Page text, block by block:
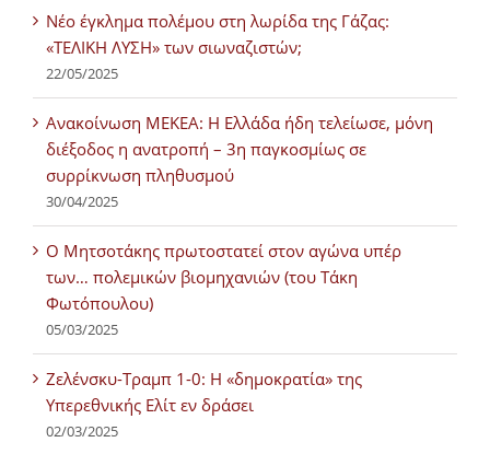
Νέο έγκλημα πολέμου στη λωρίδα της Γάζας:
«ΤΕΛΙΚΗ ΛΥΣΗ» των σιωναζιστών;
22/05/2025
Ανακοίνωση ΜΕΚΕΑ: Η Ελλάδα ήδη τελείωσε, μόνη
διέξοδος η ανατροπή – 3η παγκοσμίως σε
συρρίκνωση πληθυσμού
30/04/2025
Ο Μητσοτάκης πρωτοστατεί στον αγώνα υπέρ
των… πολεμικών βιομηχανιών (του Τάκη
Φωτόπουλου)
05/03/2025
Ζελένσκυ-Τραμπ 1-0: Η «δημοκρατία» της
Υπερεθνικής Ελίτ εν δράσει
02/03/2025